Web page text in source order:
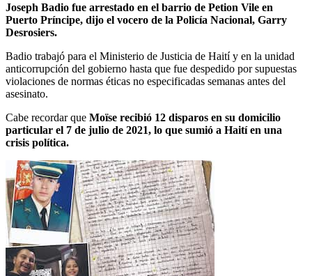
Joseph Badio fue arrestado en el barrio de Petion Vile en
Puerto Príncipe, dijo el vocero de la Policía Nacional, Garry
Desrosiers.
Badio trabajó para el Ministerio de Justicia de Haití y en la unidad
anticorrupción del gobierno hasta que fue despedido por supuestas
violaciones de normas éticas no especificadas semanas antes del
asesinato.
Cabe recordar que Moïse recibió 12 disparos en su domicilio
particular el 7 de julio de 2021, lo que sumió a Haití en una
crisis política.